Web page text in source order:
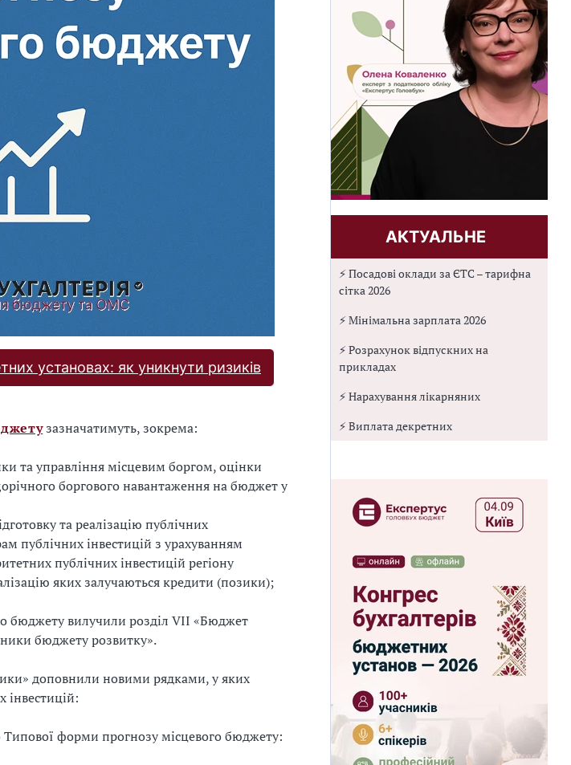
установах: як уникнути ризиків
зазначатимуть, зокрема:
та управління місцевим боргом, оцінки
боргового навантаження на бюджет у
та реалізацію публічних
публічних інвестицій з урахуванням
публічних інвестицій регіону
яких залучаються кредити (позики);
бюджету вилучили розділ VII «Бюджет
бюджету розвитку».
доповнили новими рядками, у яких
інвестицій:
Типової форми прогнозу місцевого бюджету:
АКТУАЛЬНЕ
⚡ Посадові оклади за ЄТС – тарифна
сітка 2026
⚡ Мінімальна зарплата 2026
⚡ Розрахунок відпускних на
прикладах
⚡ Нарахування лікарняних
⚡ Виплата декретних